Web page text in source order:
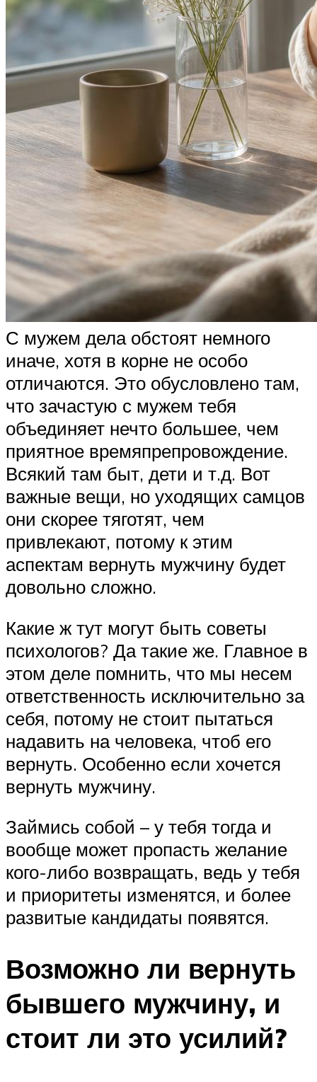
С мужем дела обстоят немного
иначе, хотя в корне не особо
отличаются. Это обусловлено там,
что зачастую с мужем тебя
объединяет нечто большее, чем
приятное времяпрепровождение.
Всякий там быт, дети и т.д. Вот
важные вещи, но уходящих самцов
они скорее тяготят, чем
привлекают, потому к этим
аспектам вернуть мужчину будет
довольно сложно.
Какие ж тут могут быть советы
психологов? Да такие же. Главное в
этом деле помнить, что мы несем
ответственность исключительно за
себя, потому не стоит пытаться
надавить на человека, чтоб его
вернуть. Особенно если хочется
вернуть мужчину.
Займись собой – у тебя тогда и
вообще может пропасть желание
кого-либо возвращать, ведь у тебя
и приоритеты изменятся, и более
развитые кандидаты появятся.
Возможно ли вернуть
бывшего мужчину, и
стоит ли это усилий?